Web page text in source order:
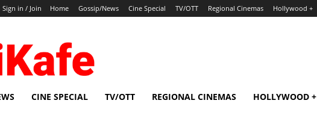
Sign in / Join Home Gossip/News Cine Special TV/OTT Regional Cinemas Hollywood +
CINE SPECIAL TV/OTT REGIONAL CINEMAS HOLLYWOOD +